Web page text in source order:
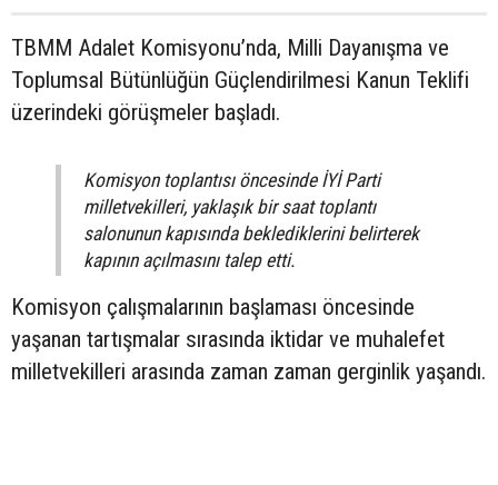
TBMM Adalet Komisyonu’nda, Milli Dayanışma ve
Toplumsal Bütünlüğün Güçlendirilmesi Kanun Teklifi
üzerindeki görüşmeler başladı.
Komisyon toplantısı öncesinde İYİ Parti
milletvekilleri, yaklaşık bir saat toplantı
salonunun kapısında beklediklerini belirterek
kapının açılmasını talep etti.
Komisyon çalışmalarının başlaması öncesinde
yaşanan tartışmalar sırasında iktidar ve muhalefet
milletvekilleri arasında zaman zaman gerginlik yaşandı.